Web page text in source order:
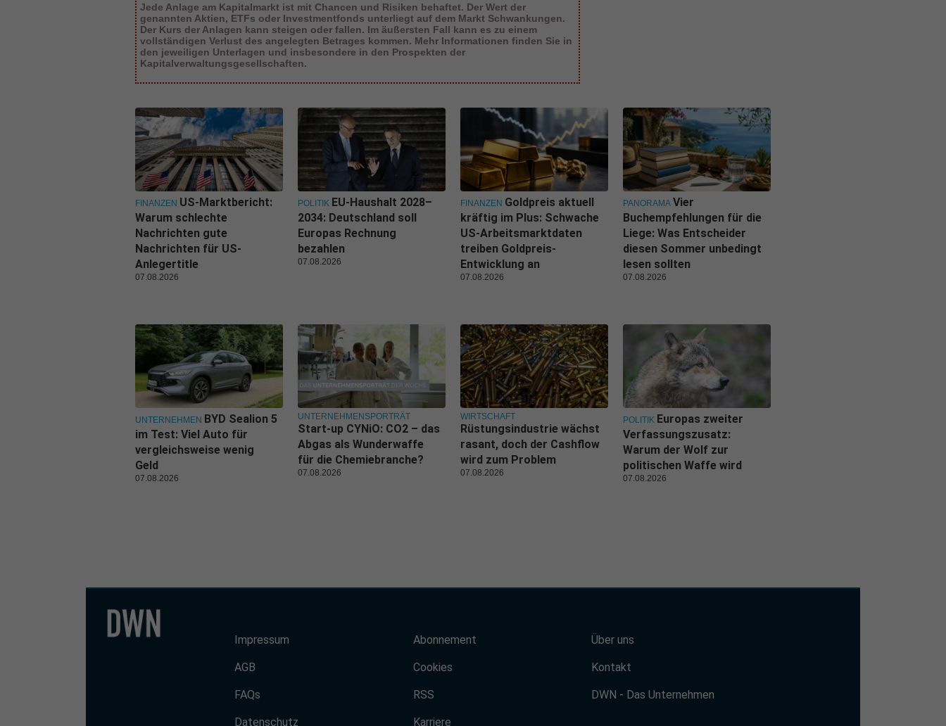
Jede Anlage am Kapitalmarkt ist mit Chancen und Risiken behaftet. Der Wert der
genannten Aktien, ETFs oder Investmentfonds unterliegt auf dem Markt Schwankungen.
Der Kurs der Anlagen kann steigen oder fallen. Im äußersten Fall kann es zu einem
vollständigen Verlust des angelegten Betrages kommen. Mehr Informationen finden Sie in
den jeweiligen Unterlagen und insbesondere in den Prospekten der
Kapitalverwaltungsgesellschaften.
FINANZEN US-Marktbericht:
Warum schlechte
Nachrichten gute
Nachrichten für US-
Anlegertitle
07.08.2026
POLITIK EU-Haushalt 2028–
2034: Deutschland soll
Europas Rechnung
bezahlen
07.08.2026
FINANZEN Goldpreis aktuell
kräftig im Plus: Schwache
US-Arbeitsmarktdaten
treiben Goldpreis-
Entwicklung an
07.08.2026
PANORAMA Vier
Buchempfehlungen für die
Liege: Was Entscheider
diesen Sommer unbedingt
lesen sollten
07.08.2026
UNTERNEHMEN BYD Sealion 5
im Test: Viel Auto für
vergleichsweise wenig
Geld
07.08.2026
UNTERNEHMENSPORTRÄT
Start-up CYNiO: CO2 – das
Abgas als Wunderwaffe
für die Chemiebranche?
07.08.2026
WIRTSCHAFT
Rüstungsindustrie wächst
rasant, doch der Cashflow
wird zum Problem
07.08.2026
POLITIK Europas zweiter
Verfassungszusatz:
Warum der Wolf zur
politischen Waffe wird
07.08.2026
Impressum
AGB
FAQs
Datenschutz
Abonnement
Cookies
RSS
Karriere
Über uns
Kontakt
DWN - Das Unternehmen